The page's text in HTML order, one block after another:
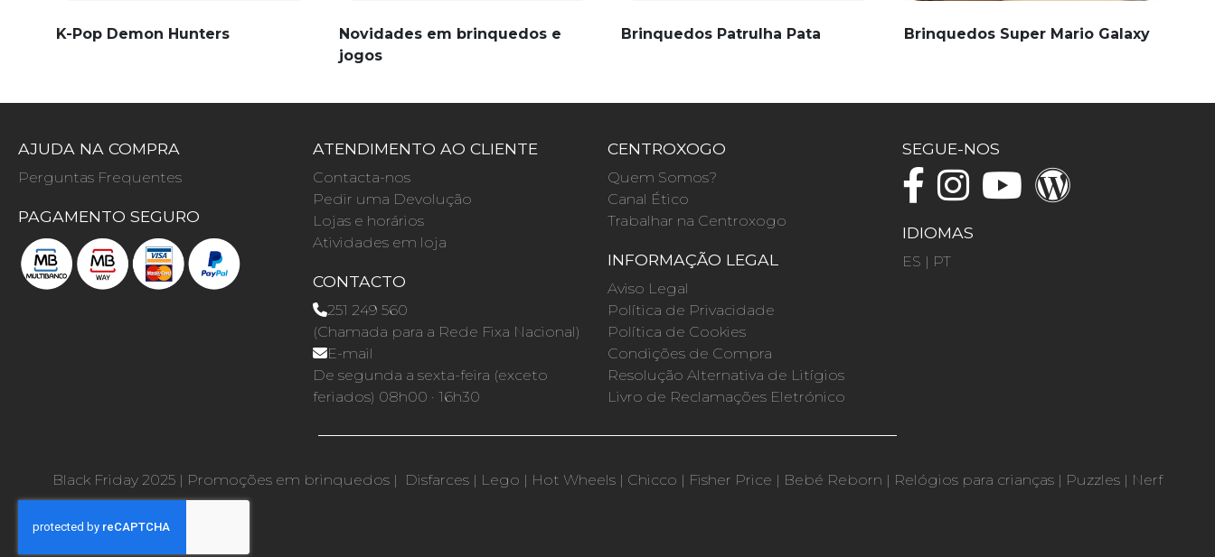
K-Pop Demon Hunters
Novidades em brinquedos e
jogos
Brinquedos Patrulha Pata Brinquedos Super Mario Galaxy
AJUDA NA COMPRA
Perguntas Frequentes
PAGAMENTO SEGURO
ATENDIMENTO AO CLIENTE
Contacta-nos
Pedir uma Devolução
Lojas e horários
Atividades em loja
CONTACTO
251 249 560
(Chamada para a Rede Fixa Nacional)
E-mail
De segunda a sexta-feira (exceto
feriados) 08h00 · 16h30
CENTROXOGO
Quem Somos?
Canal Ético
Trabalhar na Centroxogo
INFORMAÇÃO LEGAL
Aviso Legal
Política de Privacidade
Política de Cookies
Condições de Compra
Resolução Alternativa de Litígios
Livro de Reclamações Eletrónico
SEGUE-NOS
IDIOMAS
ES | PT
Black Friday 2025 | Promoções em brinquedos | Disfarces | Lego | Hot Wheels | Chicco | Fisher Price | Bebé Reborn | Relógios para crianças | Puzzles | Nerf